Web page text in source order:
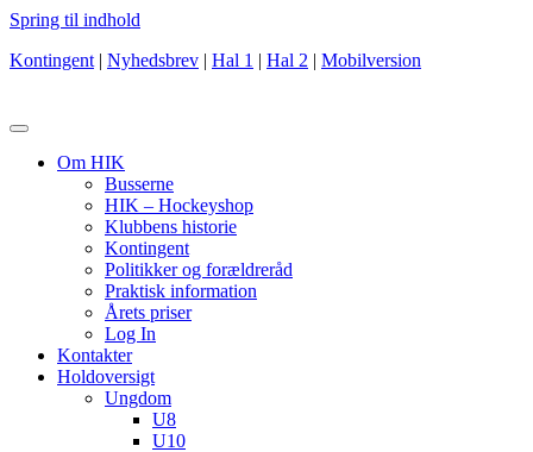
Spring til indhold
Kontingent | Nyhedsbrev | Hal 1 | Hal 2 | Mobilversion
Om HIK
Busserne
HIK – Hockeyshop
Klubbens historie
Kontingent
Politikker og forældreråd
Praktisk information
Årets priser
Log In
Kontakter
Holdoversigt
Ungdom
U8
U10